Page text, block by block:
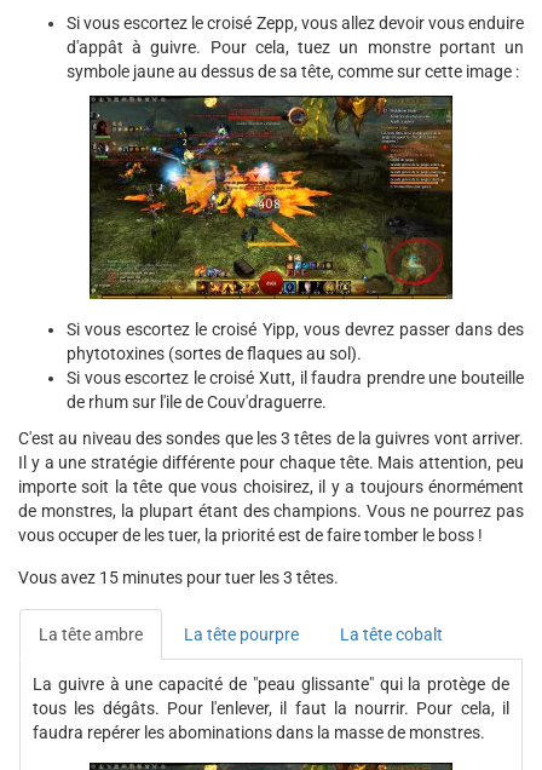
Si vous escortez le croisé Zepp, vous allez devoir vous enduire
d'appât à guivre. Pour cela, tuez un monstre portant un
symbole jaune au dessus de sa tête, comme sur cette image :
Si vous escortez le croisé Yipp, vous devrez passer dans des
phytotoxines (sortes de flaques au sol).
Si vous escortez le croisé Xutt, il faudra prendre une bouteille
de rhum sur l'ile de Couv'draguerre.
C'est au niveau des sondes que les 3 têtes de la guivres vont arriver.
Il y a une stratégie différente pour chaque tête. Mais attention, peu
importe soit la tête que vous choisirez, il y a toujours énormément
de monstres, la plupart étant des champions. Vous ne pourrez pas
vous occuper de les tuer, la priorité est de faire tomber le boss !
Vous avez 15 minutes pour tuer les 3 têtes.
La tête ambre La tête pourpre La tête cobalt
La guivre à une capacité de "peau glissante" qui la protège de
tous les dégâts. Pour l'enlever, il faut la nourrir. Pour cela, il
faudra repérer les abominations dans la masse de monstres.